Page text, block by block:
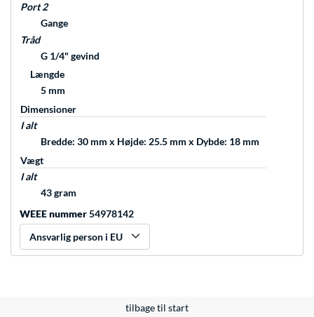
Port 2
Gange
Tråd
G 1/4" gevind
Længde
5 mm
Dimensioner
I alt
Bredde: 30 mm x Højde: 25.5 mm x Dybde: 18 mm
Vægt
I alt
43 gram
WEEE nummer54978142
Ansvarlig person i EU
tilbage til start